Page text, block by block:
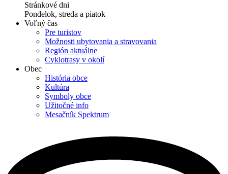
Stránkové dni
Pondelok, streda a piatok
Voľný čas
Pre turistov
Možnosti ubytovania a stravovania
Región aktuálne
Cyklotrasy v okolí
Obec
História obce
Kultúra
Symboly obce
Užitočné info
Mesačník Spektrum